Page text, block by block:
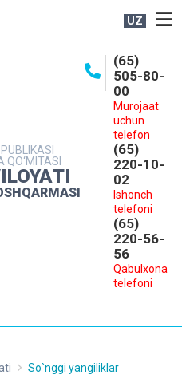
UZ
QO‘MITASI
(65)
505-80-
00
Murojaat
uchun
telefon
(65)
220-10-
02
Ishonch
telefoni
(65)
220-56-
56
Qabulxona
telefoni
XIZMATI
So`nggi yangiliklar